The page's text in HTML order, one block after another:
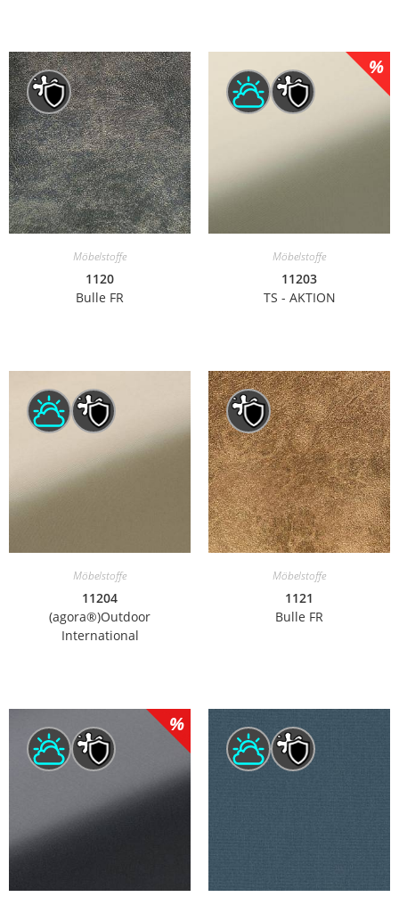
Möbelstoffe
1120
Bulle FR
Möbelstoffe
11203
TS - AKTION
Möbelstoffe
11204
(agora®)Outdoor
International
Möbelstoffe
1121
Bulle FR